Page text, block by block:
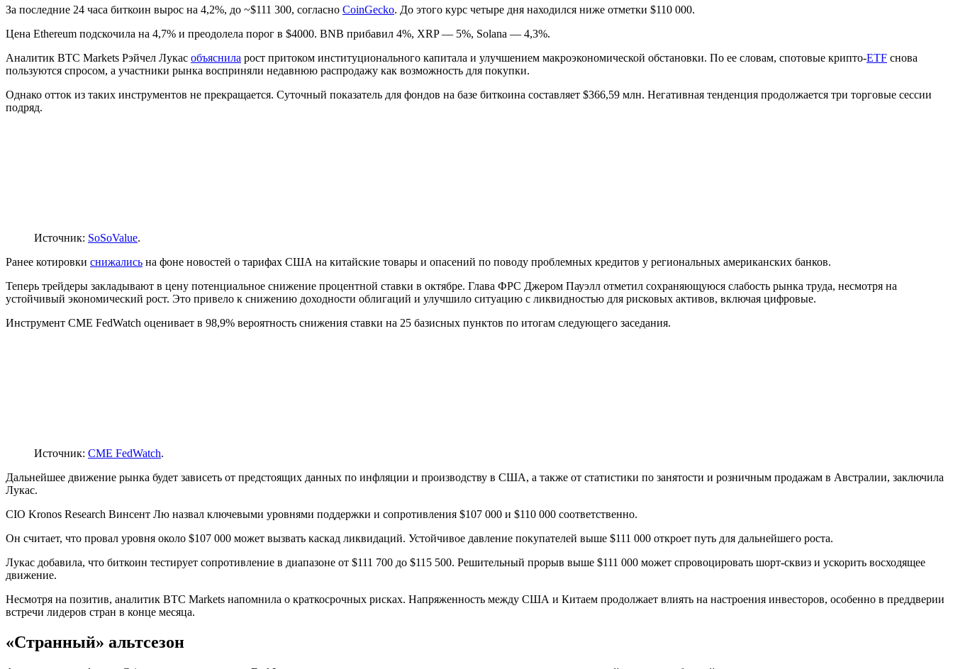
За последние 24 часа биткоин вырос на 4,2%, до ~$111 300, согласно CoinGecko. До этого курс четыре дня находился ниже отметки $110 000.
Цена Ethereum подскочила на 4,7% и преодолела порог в $4000. BNB прибавил 4%, XRP — 5%, Solana — 4,3%.
Аналитик BTC Markets Рэйчел Лукас объяснила рост притоком институционального капитала и улучшением макроэкономической обстановки. По ее словам, спотовые крипто-ETF снова
пользуются спросом, а участники рынка восприняли недавнюю распродажу как возможность для покупки.
Однако отток из таких инструментов не прекращается. Суточный показатель для фондов на базе биткоина составляет $366,59 млн. Негативная тенденция продолжается три торговые сессии
подряд.
Источник: SoSoValue.
Ранее котировки снижались на фоне новостей о тарифах США на китайские товары и опасений по поводу проблемных кредитов у региональных американских банков.
Теперь трейдеры закладывают в цену потенциальное снижение процентной ставки в октябре. Глава ФРС Джером Пауэлл отметил сохраняющуюся слабость рынка труда, несмотря на
устойчивый экономический рост. Это привело к снижению доходности облигаций и улучшило ситуацию с ликвидностью для рисковых активов, включая цифровые.
Инструмент CME FedWatch оценивает в 98,9% вероятность снижения ставки на 25 базисных пунктов по итогам следующего заседания.
Источник: CME FedWatch.
Дальнейшее движение рынка будет зависеть от предстоящих данных по инфляции и производству в США, а также от статистики по занятости и розничным продажам в Австралии, заключила
Лукас.
CIO Kronos Research Винсент Лю назвал ключевыми уровнями поддержки и сопротивления $107 000 и $110 000 соответственно.
Он считает, что провал уровня около $107 000 может вызвать каскад ликвидаций. Устойчивое давление покупателей выше $111 000 откроет путь для дальнейшего роста.
Лукас добавила, что биткоин тестирует сопротивление в диапазоне от $111 700 до $115 500. Решительный прорыв выше $111 000 может спровоцировать шорт-сквиз и ускорить восходящее
движение.
Несмотря на позитив, аналитик BTC Markets напомнила о краткосрочных рисках. Напряженность между США и Китаем продолжает влиять на настроения инвесторов, особенно в преддверии
встречи лидеров стран в конце месяца.
«Странный» альтсезон